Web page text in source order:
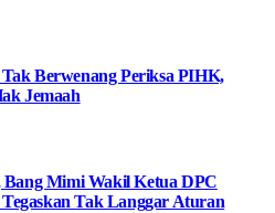
Berwenang Periksa PIHK,
Jemaah
Mimi Wakil Ketua DPC
Tak Langgar Aturan